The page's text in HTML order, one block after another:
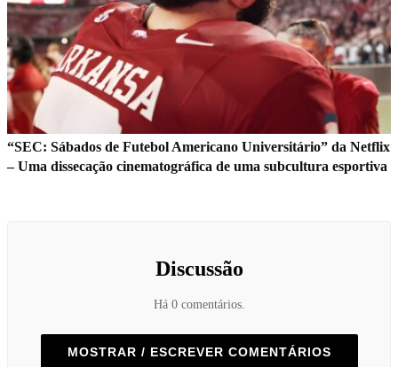
“SEC: Sábados de Futebol Americano Universitário” da Netflix
– Uma dissecação cinematográfica de uma subcultura esportiva
Discussão
Há 0 comentários.
MOSTRAR / ESCREVER COMENTÁRIOS